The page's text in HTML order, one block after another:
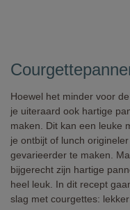
Hoewel het minder voor
je uiteraard ook hartige
maken. Dit kan een leuke
je ontbijt of lunch
gevarieerder te maken.
bijgerecht zijn hartige
heel leuk. In dit recept
slag met courgettes: lekker